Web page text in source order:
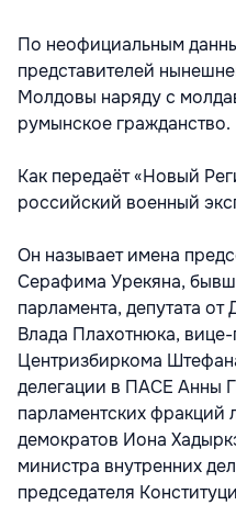
По неофициальным
представителей
Молдовы наряду с
румынское гражданство.
Как передаёт «Новый
российский военный
Он называет имена
Серафима Урекяна,
парламента, депутата
Влада Плахотнюка, вице-
Центризбиркома
делегации в ПАСЕ Анны
парламентских фракций
демократов Иона
министра внутренних
председателя